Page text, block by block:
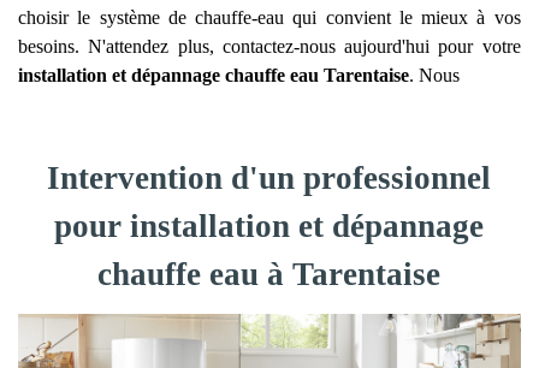
choisir le système de chauffe-eau qui convient le mieux à vos
besoins. N'attendez plus, contactez-nous aujourd'hui pour votre
installation et dépannage chauffe eau Tarentaise. Nous
Intervention d'un professionnel
pour installation et dépannage
chauffe eau à Tarentaise